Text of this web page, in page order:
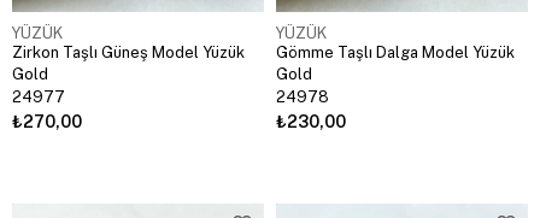
YÜZÜK
Zirkon Taşlı Güneş Model Yüzük
Gold
24977
₺270,00
YÜZÜK
Gömme Taşlı Dalga Model Yüzük
Gold
24978
₺230,00